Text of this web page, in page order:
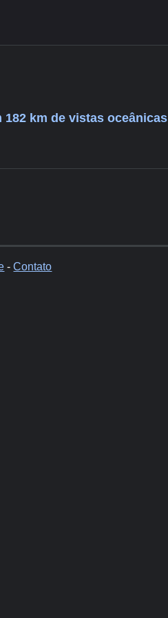
km de vistas oceânicas
-Contato